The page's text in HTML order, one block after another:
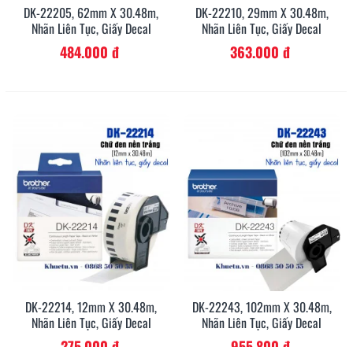
DK-22205, 62mm X 30.48m,
Nhãn Liên Tục, Giấy Decal
484.000 đ
DK-22210, 29mm X 30.48m,
Nhãn Liên Tục, Giấy Decal
363.000 đ
DK-22214, 12mm X 30.48m,
Nhãn Liên Tục, Giấy Decal
DK-22243, 102mm X 30.48m,
Nhãn Liên Tục, Giấy Decal